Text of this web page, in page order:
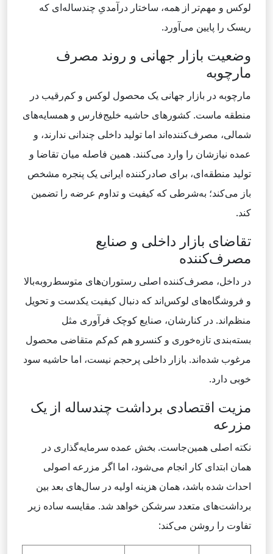
لوکس و مهم‌تر از همه، ساختار درآمدیِ چندساله‌ای که
ریسک را پایین می‌آورد.
وضعیت بازار جهانی و روند مصرف
مارچوبه
مارچوبه در بازار جهانی یک محصول لوکس و کم‌رقیب در
منطقه ماست. کشورهای حاشیه خلیج‌فارس و همسایه‌های
شمالی، مصرف‌کننده‌اند اما تولید داخلی چندانی ندارند، و
عمده نیازشان را وارد می‌کنند. همین فاصله میان تقاضا و
تولید منطقه‌ای، برای صادرکننده ایرانی یک پنجره مشخص
باز می‌کند؛ به‌شرطی که کیفیت و تداوم عرضه را تضمین
کند.
تقاضای بازار داخلی و صنایع
مصرف‌کننده
در داخل، مصرف‌کننده اصلی رستوران‌های متوسط‌روبه‌بالا
و فروشگاه‌های لوکس‌اند که دنبال کیفیت یکدست و تحویل
منظم‌اند. در کنارشان، صنایع کوچک فرآوری مثل
بسته‌بندی تازه‌خوری و کنسرو هم کم‌کم متقاضی محصول
مرغوب شده‌اند. بازار داخلی پرحجم نیست، اما حاشیه سود
خوبی دارد.
مزیت اقتصادی برداشت چندساله از یک
مزرعه
نکته اصلی همین‌جاست. بخش عمده سرمایه‌گذاری در
همان ابتدای کار انجام می‌شود، اما اگر مزرعه اصولی
احداث شده باشد، همان هزینه اولیه در سال‌های بعد بین
برداشت‌های متعدد سرشکن خواهد شد. مقایسه ساده زیر
تفاوت را روشن می‌کند: